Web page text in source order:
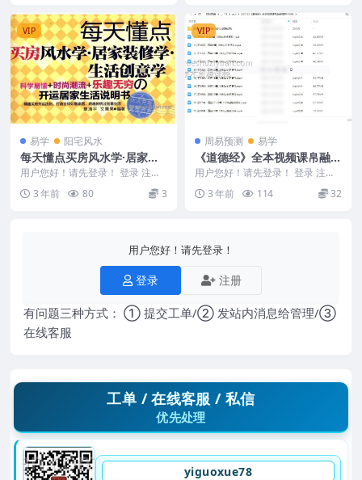
VIP
易学 阳宅风水
每天懂点买房风水学·居家装
修学·生活创意学》焦清平.pd
f
用户您好！请先登录！ 登录 注册
《每天懂点买房风水学·居家装修
学·生活创意学》...
3 年前 80 3
VIP
周易预测 易学
《道德经》全本视频课帛融版
陶辞￥999
用户您好！请先登录！ 登录 注册
《道德经》全本视频课帛融版陶辞
￥999 + 2...
3 年前 114 32
用户您好！请先登录！
登录 注册
有问题三种方式： ① 提交工单/② 发站内消息给管理/③
在线客服
工单 / 在线客服 / 私信
优先处理
yiguoxue78